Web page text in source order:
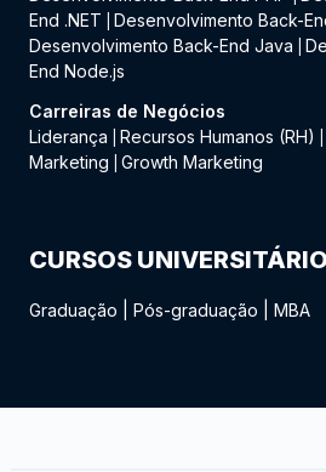
End .NET
Desenvolvimento Back-
Desenvolvimento Back-End Java
End Node.js
Carreiras de Negócios
Liderança
Recursos Humanos (RH)
Marketing
Growth Marketing
CURSOS
Graduação Pós-graduação MBA